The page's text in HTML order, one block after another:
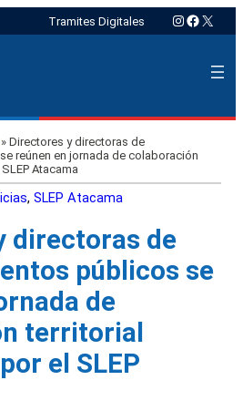
Tramites Digitales Instagram
X
» Directores y directoras de
reúnen en jornada de colaboración
Atacama
, SLEP Atacama
directoras de
públicos se
de
territorial
el SLEP